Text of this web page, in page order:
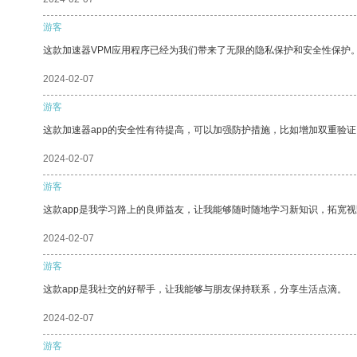
游客
这款加速器VPM应用程序已经为我们带来了无限的隐私保护和安全性保护。
2024-02-07
游客
这款加速器app的安全性有待提高，可以加强防护措施，比如增加双重验证
2024-02-07
游客
这款app是我学习路上的良师益友，让我能够随时随地学习新知识，拓宽视
2024-02-07
游客
这款app是我社交的好帮手，让我能够与朋友保持联系，分享生活点滴。
2024-02-07
游客